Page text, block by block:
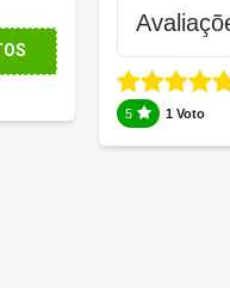
5 1 Voto